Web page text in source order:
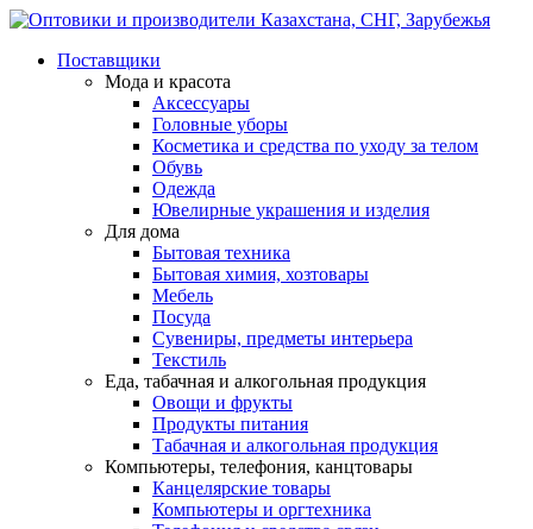
Поставщики
Мода и красота
Аксессуары
Головные уборы
Косметика и средства по уходу за телом
Обувь
Одежда
Ювелирные украшения и изделия
Для дома
Бытовая техника
Бытовая химия, хозтовары
Мебель
Посуда
Сувениры, предметы интерьера
Текстиль
Еда, табачная и алкогольная продукция
Овощи и фрукты
Продукты питания
Табачная и алкогольная продукция
Компьютеры, телефония, канцтовары
Канцелярские товары
Компьютеры и оргтехника